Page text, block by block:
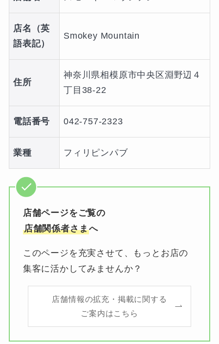
店名（英
語表記）
Smokey Mountain
住所
神奈川県相模原市中央区淵野辺４
丁目38-22
電話番号 042-757-2323
業種 フィリピンパブ
店舗ページをご覧の
店舗関係者さまへ
このページを充実させて、もっとお店の
集客に活かしてみませんか？
店舗情報の拡充・掲載に関する
ご案内はこちら